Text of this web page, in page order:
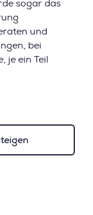
sogar das
und
bei
je ein Teil